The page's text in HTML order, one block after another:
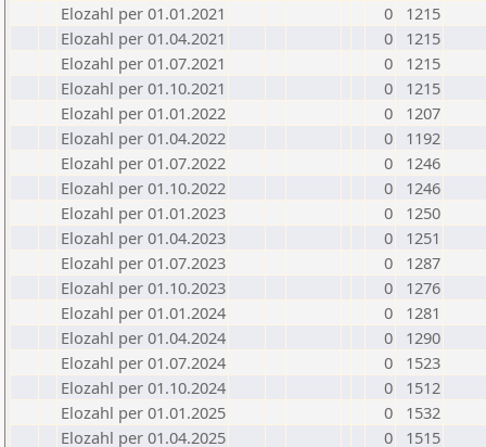
Elozahl per 01.01.2021
0
1215
Elozahl per 01.04.2021
0
1215
Elozahl per 01.07.2021
0
1215
Elozahl per 01.10.2021
0
1215
Elozahl per 01.01.2022
0
1207
Elozahl per 01.04.2022
0
1192
Elozahl per 01.07.2022
0
1246
Elozahl per 01.10.2022
0
1246
Elozahl per 01.01.2023
0
1250
Elozahl per 01.04.2023
0
1251
Elozahl per 01.07.2023
0
1287
Elozahl per 01.10.2023
0
1276
Elozahl per 01.01.2024
0
1281
Elozahl per 01.04.2024
0
1290
Elozahl per 01.07.2024
0
1523
Elozahl per 01.10.2024
0
1512
Elozahl per 01.01.2025
0
1532
Elozahl per 01.04.2025
0
1515